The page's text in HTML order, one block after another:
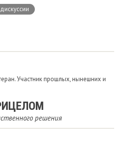
Участник прошлых, нынешних и
решения